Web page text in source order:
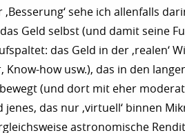
‚Besserung‘ sehe ich allenfalls
Geld selbst (und damit seine
das Geld in der ‚realen‘
Know-how usw.), das in den
(und dort mit eher
jenes, das nur ‚virtuell‘ binnen
astronomische